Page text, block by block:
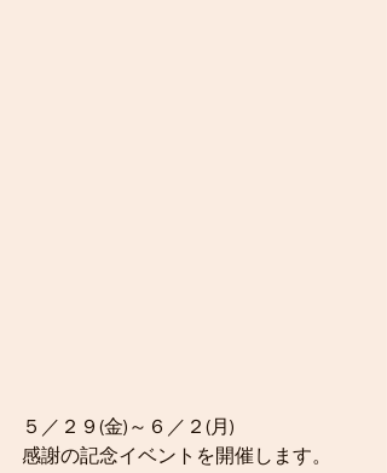
５／２９(金)～６／２(月)
感謝の記念イベントを開催します。